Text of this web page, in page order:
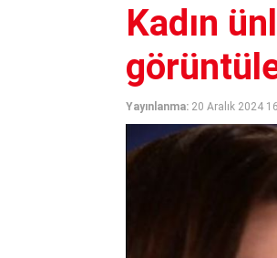
Kadın
Yayınlanma: 20 Aralık 2024